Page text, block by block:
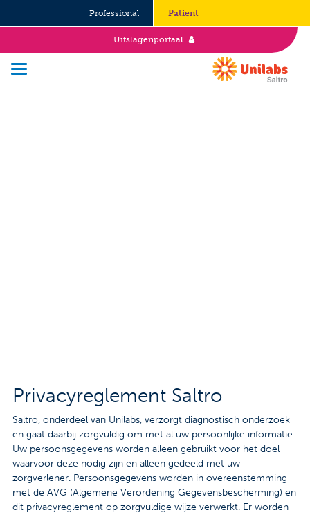
Professional Patiënt
Uitslagenportaal
Afspraak maken
Locaties
Privacyreglement Saltro
Saltro, onderdeel van Unilabs, verzorgt diagnostisch onderzoek
en gaat daarbij zorgvuldig om met al uw persoonlijke informatie.
Uw persoonsgegevens worden alleen gebruikt voor het doel
waarvoor deze nodig zijn en alleen gedeeld met uw
zorgverlener. Persoonsgegevens worden in overeenstemming
met de AVG (Algemene Verordening Gegevensbescherming) en
dit privacyreglement op zorgvuldige wijze verwerkt. Er worden